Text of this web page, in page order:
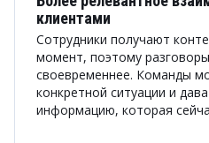
клиентами
Сотрудники получают
момент, поэтому
своевременнее. Команды
конкретной ситуации и
информацию, которая